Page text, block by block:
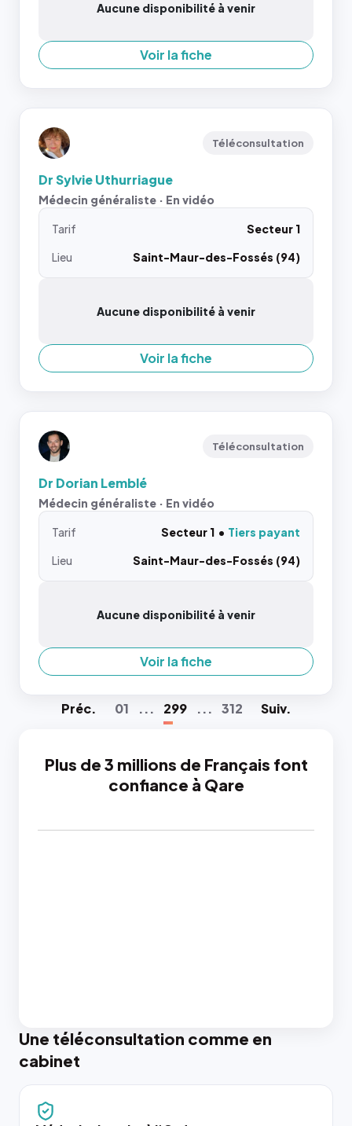
Aucune disponibilité à venir
Voir la fiche
Téléconsultation
Dr Sylvie Uthurriague
Médecin généraliste · En vidéo
Tarif
Secteur 1
Lieu
Saint-Maur-des-Fossés (94)
Aucune disponibilité à venir
Voir la fiche
Téléconsultation
Dr Dorian Lemblé
Médecin généraliste · En vidéo
Tarif Secteur 1
Tiers payant
Lieu
Saint-Maur-des-Fossés (94)
Aucune disponibilité à venir
Voir la fiche
Préc. 01 ... 299 ... 312 Suiv.
Plus de 3 millions de Français font
confiance à Qare
Une téléconsultation comme en
cabinet